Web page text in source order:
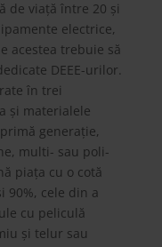
de viață între 20 și
electrice,
acestea trebuie să
DEEE-urilor.
în trei
și materialele
generație,
multi- sau poli-
piața cu o cotă
90%, cele din a
cu peliculă
și telur sau